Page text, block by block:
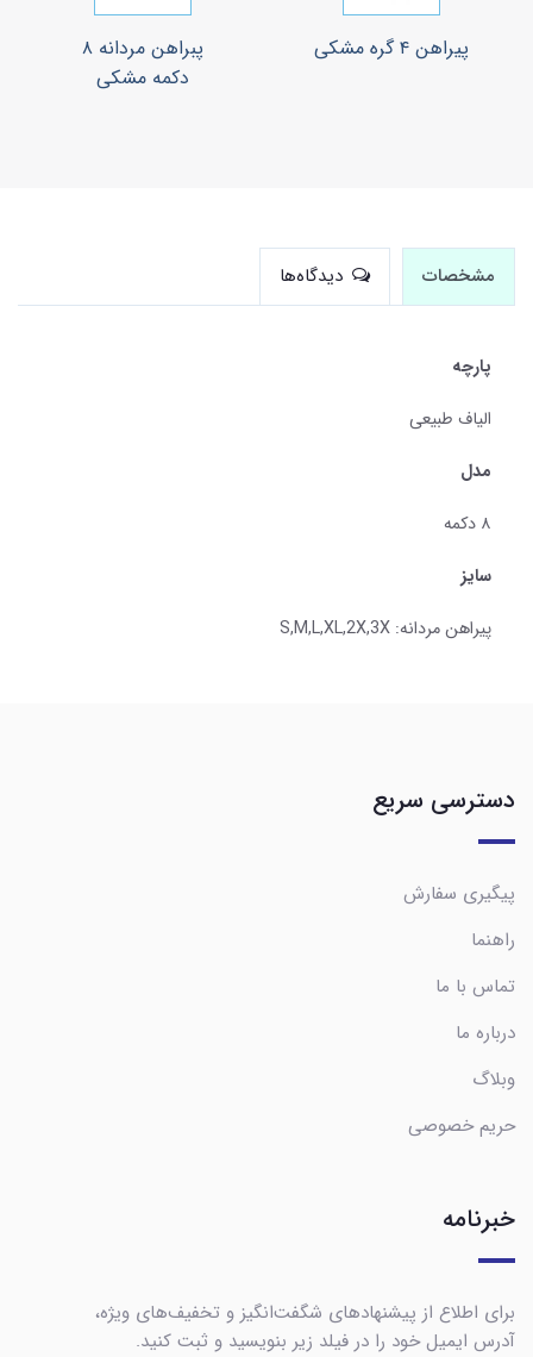
پیراهن ۴ گره مشکی
پبراهن مردانه ۸
دکمه مشکی
مشخصات دیدگاه‌ها
پارچه
الیاف طبیعی
مدل
۸ دکمه
سایز
پیراهن مردانه: S,M,L,XL,2X,3X
دسترسی سریع
پیگیری سفارش
راهنما
تماس با ما
درباره ما
وبلاگ
حریم خصوصی
خبرنامه
برای اطلاع از پیشنهادهای شگفت‌انگیز و تخفیف‌های ویژه،
آدرس ایمیل خود را در فیلد زیر بنویسید و ثبت کنید.